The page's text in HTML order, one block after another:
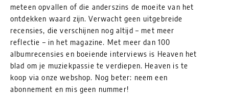
meteen opvallen of die anderszins de moeite van het
ontdekken waard zijn. Verwacht geen uitgebreide
recensies, die verschijnen nog altijd – met meer
reflectie – in het magazine. Met meer dan 100
albumrecensies en boeiende interviews is Heaven het
blad om je muziekpassie te verdiepen. Heaven is te
koop via onze webshop. Nog beter: neem een
abonnement en mis geen nummer!